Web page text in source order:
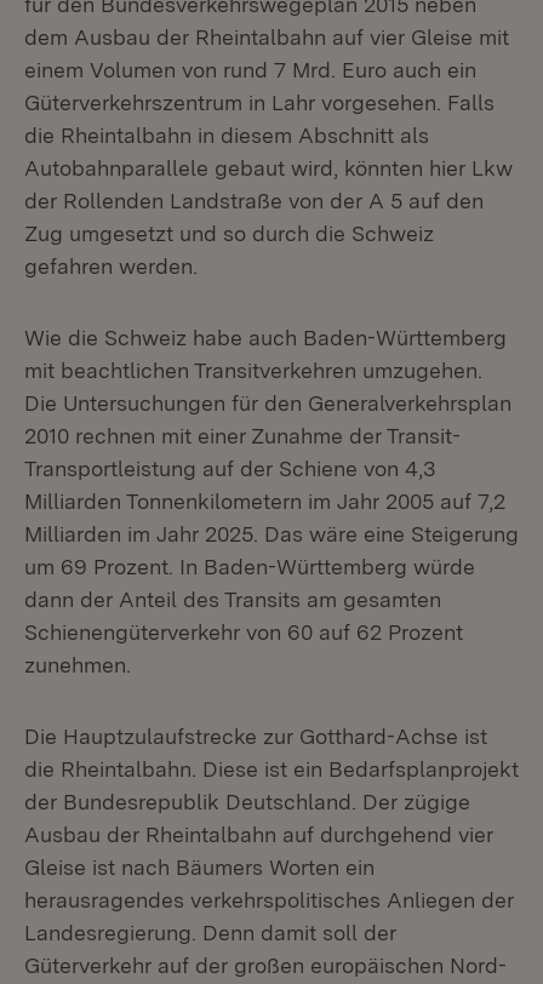
dem Ausbau der Rheintalbahn auf vier Gleise mit
einem Volumen von rund 7 Mrd. Euro auch ein
Güterverkehrszentrum in Lahr vorgesehen. Falls
die Rheintalbahn in diesem Abschnitt als
Autobahnparallele gebaut wird, könnten hier Lkw
der Rollenden Landstraße von der A 5 auf den
Zug umgesetzt und so durch die Schweiz
gefahren werden.
Wie die Schweiz habe auch Baden-Württemberg
mit beachtlichen Transitverkehren umzugehen.
Die Untersuchungen für den Generalverkehrsplan
2010 rechnen mit einer Zunahme der Transit-
Transportleistung auf der Schiene von 4,3
Milliarden Tonnenkilometern im Jahr 2005 auf 7,2
Milliarden im Jahr 2025. Das wäre eine Steigerung
um 69 Prozent. In Baden-Württemberg würde
dann der Anteil des Transits am gesamten
Schienengüterverkehr von 60 auf 62 Prozent
zunehmen.
Die Hauptzulaufstrecke zur Gotthard-Achse ist
die Rheintalbahn. Diese ist ein Bedarfsplanprojekt
der Bundesrepublik Deutschland. Der zügige
Ausbau der Rheintalbahn auf durchgehend vier
Gleise ist nach Bäumers Worten ein
herausragendes verkehrspolitisches Anliegen der
Landesregierung. Denn damit soll der
Güterverkehr auf der großen europäischen Nord-